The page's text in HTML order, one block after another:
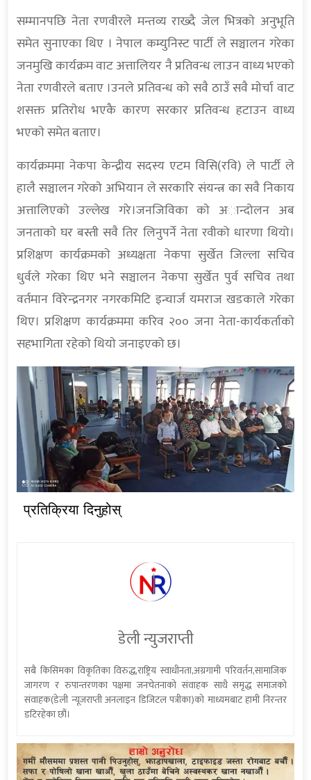
सम्मानपछि नेता रणवीरले मन्तव्य राख्दै जेल भित्रकाे अनुभूति
समेत सुनाएका थिए । नेपाल कम्युनिस्ट पार्टी ले सञ्चालन गरेका
जनमुखि कार्यक्रम वाट अत्तालियर नै प्रतिवन्ध लाउन वाध्य भएकाे
नेता रणवीरले बताए ।उनले प्रतिवन्ध काे सवै ठाउँ सवै माेर्चा वाट
शसक्त प्रतिराेध भएकै कारण सरकार प्रतिवन्ध हटाउन वाध्य
भएकाे समेत बताए।
कार्यक्रममा नेकपा केन्द्रीय सदस्य एटम विसि(रवि) ले पार्टी ले
हालै सञ्चालन गरेकाे अभियान ले सरकारि संयन्त्र का सवै निकाय
अत्तालिएकाे उल्लेख गरे।जनजिविका काे अान्दोलन अब
जनताकाे घर बस्ती सवै तिर लिनुपर्ने नेता रवीको धारणा थियो।
प्रशिक्षण कार्यक्रमकाे अध्यक्षता नेकपा सुर्खेत जिल्ला सचिव
धुर्वले गरेका थिए भने सञ्चालन नेकपा सुर्खेत पुर्व सचिव तथा
वर्तमान विरेन्द्रनगर नगरकमिटि इन्चार्ज यमराज खडकाले गरेका
थिए। प्रशिक्षण कार्यक्रममा करिव २०० जना नेता-कार्यकर्ताकाे
सहभागिता रहेकाे थियाे जनाइएको छ।
प्रतिक्रिया दिनुहोस्
डेली न्युजराप्ती
सबै किसिमका विकृतिका विरुद्ध,राष्ट्रिय स्वाधीनता,अग्रगामी परिवर्तन,सामाजिक
जागरण र रुपान्तरणका पक्षमा जनचेतनाको संवाहक साथै समृद्ध समाजको
संवाहक(डेली न्यूजराप्ती अनलाइन डिजिटल पत्रीका)को माध्यमबाट हामी निरन्तर
डटिरहेका छौं।